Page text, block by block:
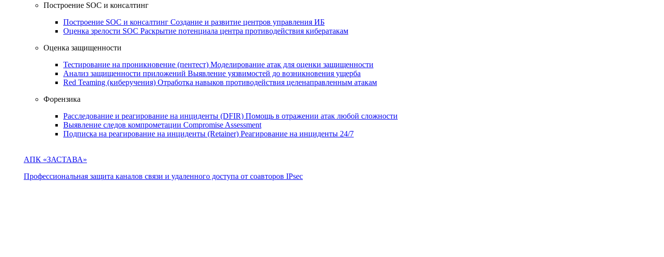
Построение SOC и консалтинг
Построение SOC и консалтинг Создание и развитие центров управления ИБ
Оценка зрелости SOC Раскрытие потенциала центра противодействия кибератакам
Оценка защищенности
Тестирование на проникновение (пентест) Моделирование атак для оценки защищенности
Анализ защищенности приложений Выявление уязвимостей до возникновения ущерба
Red Teaming (киберучения) Отработка навыков противодействия целенаправленным атакам
Форензика
Расследование и реагирование на инциденты (DFIR) Помощь в отражении атак любой сложности
Выявление следов компрометации Compromise Assessment
Подписка на реагирование на инциденты (Retainer) Реагирование на инциденты 24/7
АПК «ЗАСТАВА»
Профессиональная защита каналов связи и удаленного доступа от соавторов IPsec